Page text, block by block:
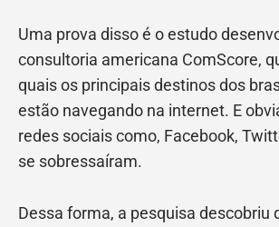
Uma prova disso é o estudo
consultoria americana ComScore,
quais os principais destinos dos
estão navegando na internet. E
redes sociais como, Facebook,
se sobressaíram.
Dessa forma, a pesquisa descobriu